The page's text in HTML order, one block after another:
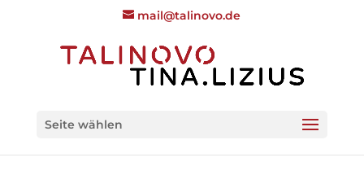
mail@talinovo.de
Seite wählen